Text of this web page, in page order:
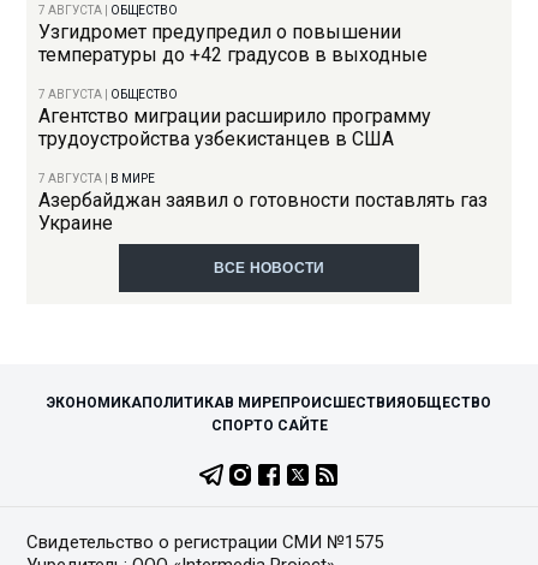
7 АВГУСТА ОБЩЕСТВО
Узгидромет предупредил о повышении
температуры до +42 градусов в выходные
7 АВГУСТА ОБЩЕСТВО
Агентство миграции расширило программу
трудоустройства узбекистанцев в США
7 АВГУСТА В МИРЕ
Азербайджан заявил о готовности поставлять газ
Украине
ВСЕ НОВОСТИ
ЭКОНОМИКАПОЛИТИКАВ МИРЕПРОИСШЕСТВИЯ ОБЩЕСТВО
СПОРТО САЙТЕ
Свидетельство о регистрации СМИ №1575